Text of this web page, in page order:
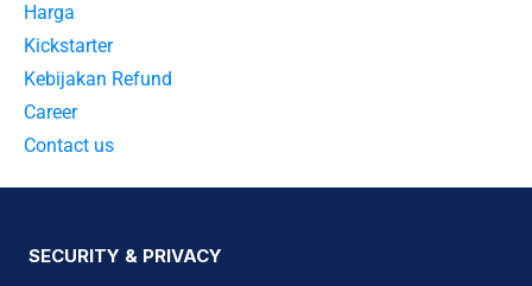
Harga
Kickstarter
Kebijakan Refund
Career
Contact us
SECURITY & PRIVACY